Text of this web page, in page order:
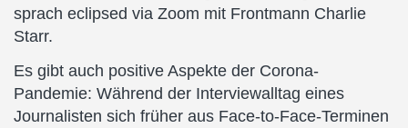
sprach eclipsed via Zoom mit Frontmann Charlie
Starr.
Es gibt auch positive Aspekte der Corona-
Pandemie: Während der Interviewalltag eines
Journalisten sich früher aus Face-to-Face-Terminen